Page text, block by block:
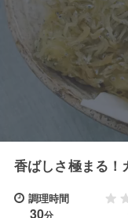
香ばしさ極まる！
調理時間
30分